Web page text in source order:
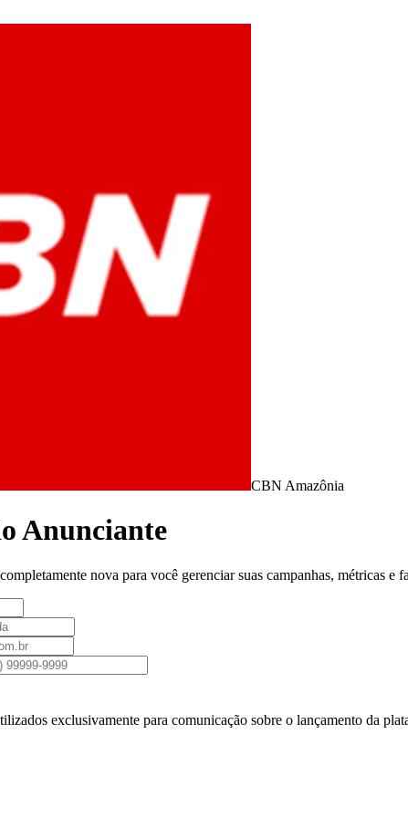
CBN Amazônia
Anunciante
nova para você gerenciar suas campanhas, métricas e
exclusivamente para comunicação sobre o lançamento da